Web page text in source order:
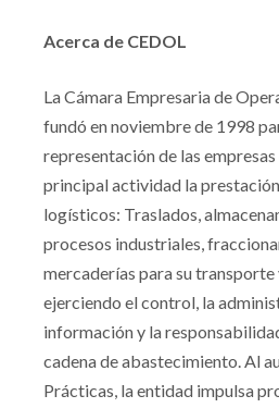
Acerca de CEDOL
La Cámara Empresaria de
fundó en noviembre de 1998
representación de las
principal actividad la
logísticos: Traslados,
procesos industriales,
mercaderías para su
ejerciendo el control, la
información y la
cadena de abastecimiento. Al
Prácticas, la entidad impulsa